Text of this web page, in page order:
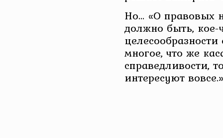
Но… «О правовых
должно быть, кое-
многое, что же
справедливости,
интересуют вовсе.»